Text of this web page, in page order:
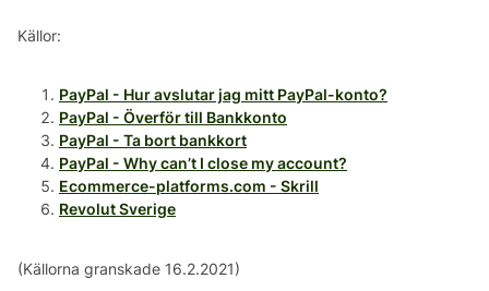
Källor:
PayPal - Hur avslutar jag mitt PayPal-konto?
PayPal - Överför till Bankkonto
PayPal - Ta bort bankkort
PayPal - Why can’t I close my account?
Ecommerce-platforms.com - Skrill
Revolut Sverige
(Källorna granskade 16.2.2021)